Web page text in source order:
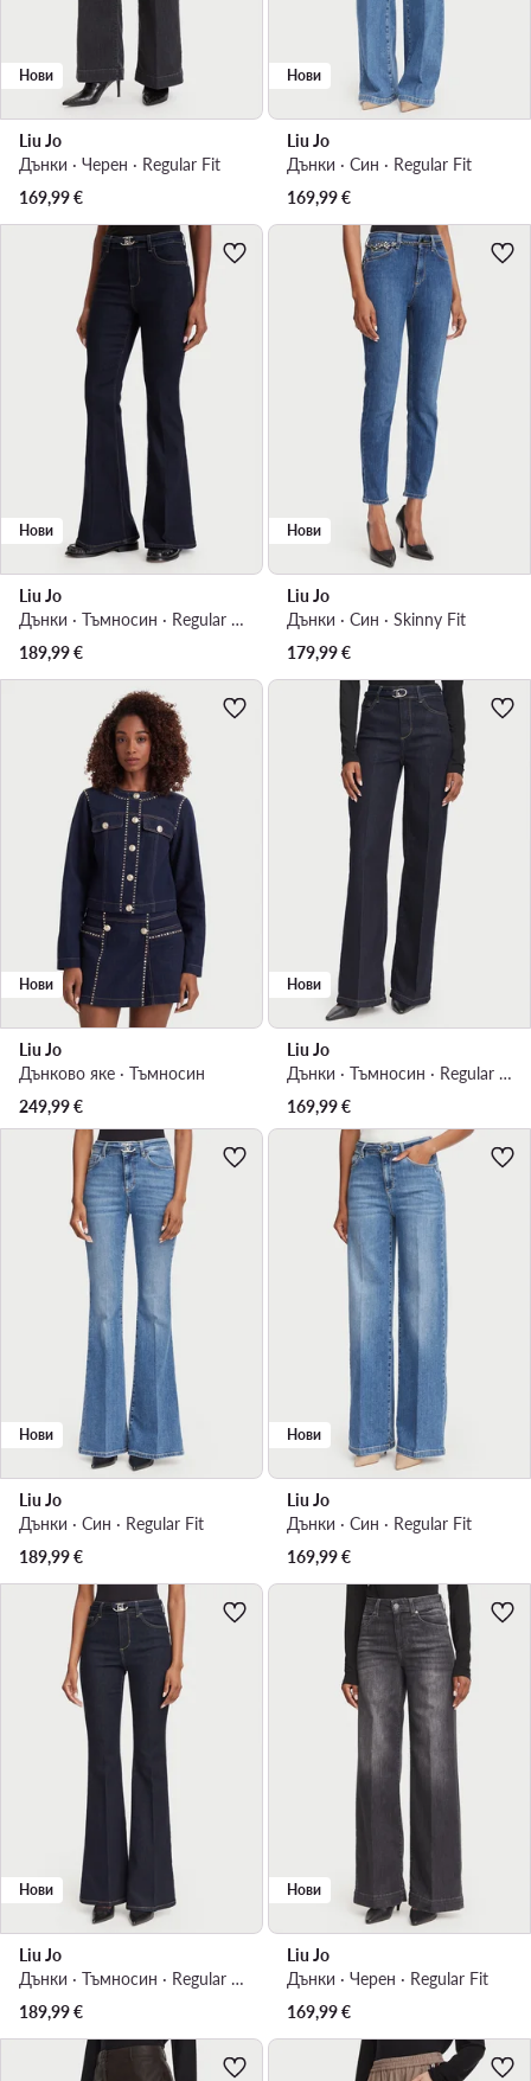
Нови
Liu Jo
Дънки · Черен · Regular Fit
169,99€
Нови
Liu Jo
Дънки · Син · Regular Fit
169,99€
Нови
Liu Jo
Дънки · Тъмносин · Regular Fit
189,99€
Нови
Liu Jo
Дънки · Син · Skinny Fit
179,99€
Нови
Liu Jo
Дънково яке · Тъмносин
249,99€
Нови
Liu Jo
Дънки · Тъмносин · Regular Fit
169,99€
Нови
Liu Jo
Дънки · Син · Regular Fit
189,99€
Нови
Liu Jo
Дънки · Син · Regular Fit
169,99€
Нови
Liu Jo
Дънки · Тъмносин · Regular Fit
189,99€
Нови
Liu Jo
Дънки · Черен · Regular Fit
169,99€